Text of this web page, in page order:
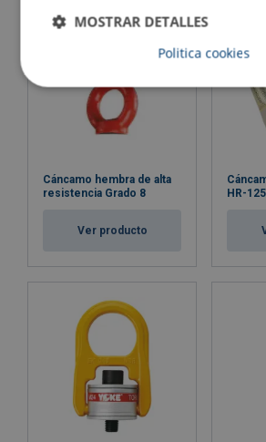
Material:
Aviso:
Cáncamo hembra de alta
resistencia Grado 8
Ver producto
HR-
MOSTRAR DETALLES
Politica cookies